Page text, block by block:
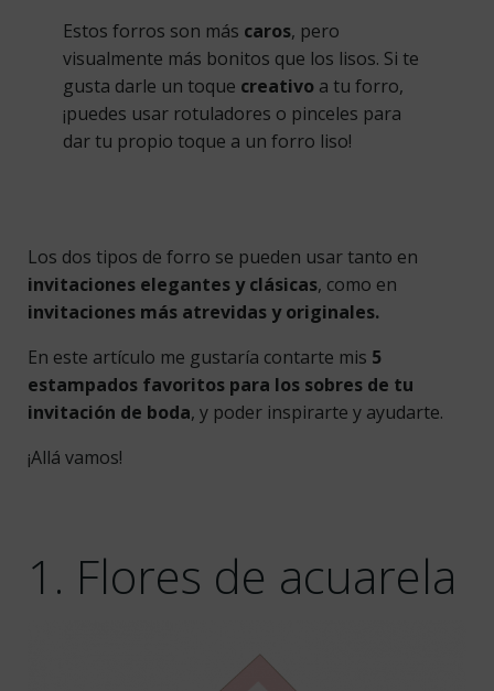
Estos forros son más caros, pero
visualmente más bonitos que los lisos. Si te
gusta darle un toque creativoa tu forro,
¡puedes usar rotuladores o pinceles para
dar tu propio toque a un forro liso!
Los dos tipos de forro se pueden usar tanto en
invitaciones elegantes y clásicas, como en
invitaciones más atrevidas y originales.
En este artículo me gustaría contarte mis 5
estampados favoritos para los sobres de tu
invitación de boda, y poder inspirarte y ayudarte.
¡Allá vamos!
1. Flores de acuarela